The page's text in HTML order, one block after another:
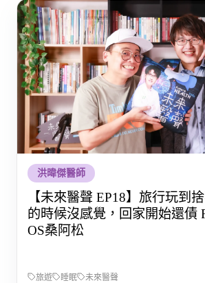
洪暐傑醫師
【未來醫聲 EP18】旅行玩到
的時候沒感覺，回家開始還債
OS桑阿松
旅遊 睡眠 未來醫聲